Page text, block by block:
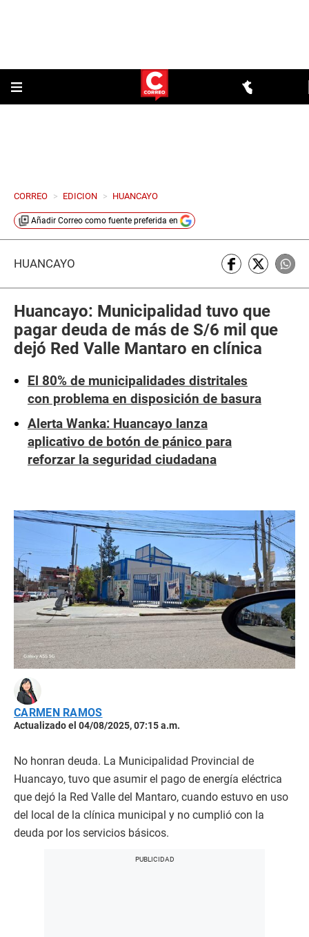
CORREO > EDICION > HUANCAYO
Añadir Correo como fuente preferida en
HUANCAYO
Huancayo: Municipalidad tuvo que
pagar deuda de más de S/6 mil que
dejó Red Valle Mantaro en clínica
El 80% de municipalidades distritales
con problema en disposición de basura
Alerta Wanka: Huancayo lanza
aplicativo de botón de pánico para
reforzar la seguridad ciudadana
CARMEN RAMOS
Actualizado el 04/08/2025, 07:15 a.m.
No honran deuda. La Municipalidad Provincial de
Huancayo, tuvo que asumir el pago de energía eléctrica
que dejó la Red Valle del Mantaro, cuando estuvo en uso
del local de la clínica municipal y no cumplió con la
deuda por los servicios básicos.